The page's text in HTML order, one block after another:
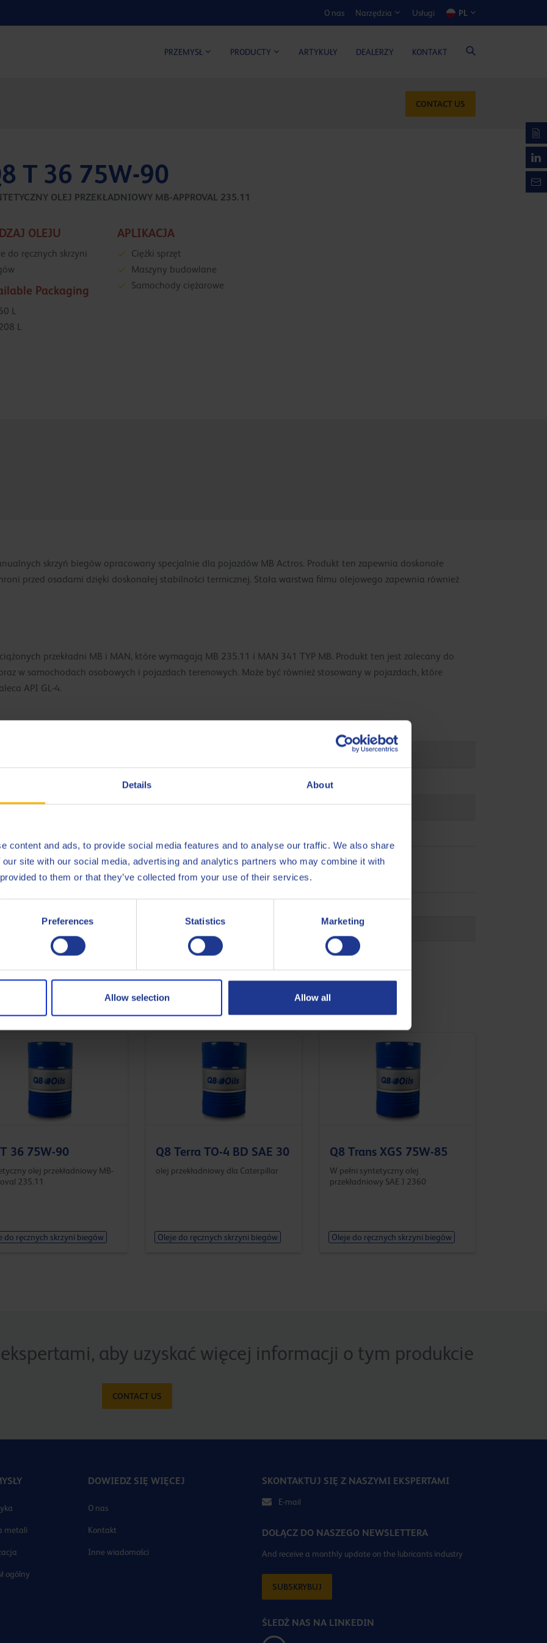
Details About
content and ads, to provide social media features and to analyse our traffic. We also share
site with our social media, advertising and analytics partners who may combine it with
to them or that they’ve collected from your use of their services.
Preferences Statistics Marketing
Allow selection Allow all
O nas Narzędzia Usługi PL
PRZEMYSŁ PRODUCTY ARTYKUŁY DEALERZY KONTAKT
CONTACT US
T 36 75W-90
OLEJ PRZEKŁADNIOWY MB-APPROVAL 235.11
OLEJU
do ręcznych skrzyni
Packaging
L
L
APLIKACJA
Ciężki sprzęt
Maszyny budowlane
Samochody ciężarowe
skrzyń biegów opracowany specjalnie dla pojazdów MB Actros. Produkt ten zapewnia doskonałe
przed osadami dzięki doskonałej stabilności termicznej. Stała warstwa filmu olejowego zapewnia również
przekładni MB i MAN, które wymagają MB 235.11 i MAN 341 TYP MB. Produkt ten jest zalecany do
w samochodach osobowych i pojazdach terenowych. Może być również stosowany w pojazdach, które
API GL-4.
temperaturach i wydłużona żywotność sprzętu.
warunkach pracy.
żywotności komponentów.
36 75W-90
olej przekładniowy MB-
235.11
do ręcznych skrzyni biegów
Q8 Terra TO-4 BD SAE 30
olej przekładniowy dla Caterpillar
Oleje do ręcznych skrzyni biegów
Q8 Trans XGS 75W-85
W pełni syntetyczny olej
przekładniowy SAE J 2360
Oleje do ręcznych skrzyni biegów
aby uzyskać więcej informacji o tym produkcie
CONTACT US
metali
ogólny
DOWIEDZ SIĘ WIĘCEJ
O nas
Kontakt
Inne wiadomości
SKONTAKTUJ SIĘ Z NASZYMI EKSPERTAMI
E-mail
DOŁĄCZ DO NASZEGO NEWSLETTERA
And receive a monthly update on the lubricants industry
SUBSKRYBUJ
ŚLEDŹ NAS NA LINKEDIN